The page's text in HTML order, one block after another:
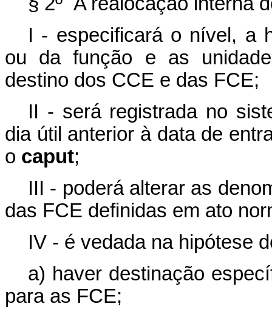
I - especificará o nível, a
ou da função e as
destino dos CCE e das FCE;
II - será registrada no
dia útil anterior à data de
o caput;
III - poderá alterar as
das FCE definidas em ato
IV - é vedada na hipótese
a) haver destinação
para as FCE;